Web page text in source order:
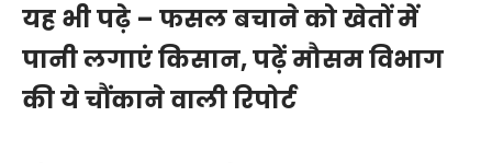
यह भी पढ़े – फसल बचाने को खेतों में
पानी लगाएं किसान, पढ़ें मौसम विभाग
की ये चौंकाने वाली रिपोर्ट